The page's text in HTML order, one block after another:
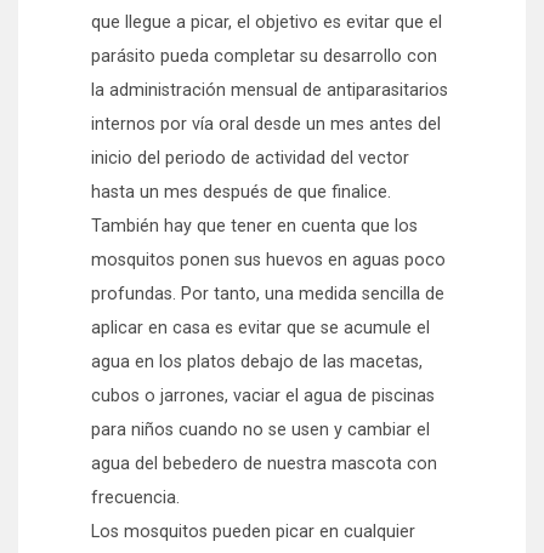
que llegue a picar, el objetivo es evitar que el
parásito pueda completar su desarrollo con
la administración mensual de antiparasitarios
internos por vía oral desde un mes antes del
inicio del periodo de actividad del vector
hasta un mes después de que finalice.
También hay que tener en cuenta que los
mosquitos ponen sus huevos en aguas poco
profundas. Por tanto, una medida sencilla de
aplicar en casa es evitar que se acumule el
agua en los platos debajo de las macetas,
cubos o jarrones, vaciar el agua de piscinas
para niños cuando no se usen y cambiar el
agua del bebedero de nuestra mascota con
frecuencia.
Los mosquitos pueden picar en cualquier